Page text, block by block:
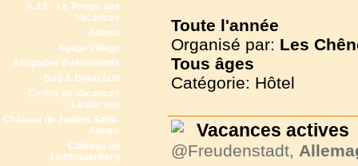
A.J.F - Le Temps des
Vacances
Adonia
Agape Village
Antipodes-Evénements
Bed & Breakfast
Centre de Vacances
Landersen
Château de Joudes Saint-
Amour
Château du
Liebfrauenberg
Toute l'année
Organisé par: Les
Tous âges
Catégorie: Hôtel
Vacances actives
@Freudenstadt,